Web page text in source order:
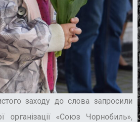
заходу до слова запросили
організації «Союз Чорнобиль»,